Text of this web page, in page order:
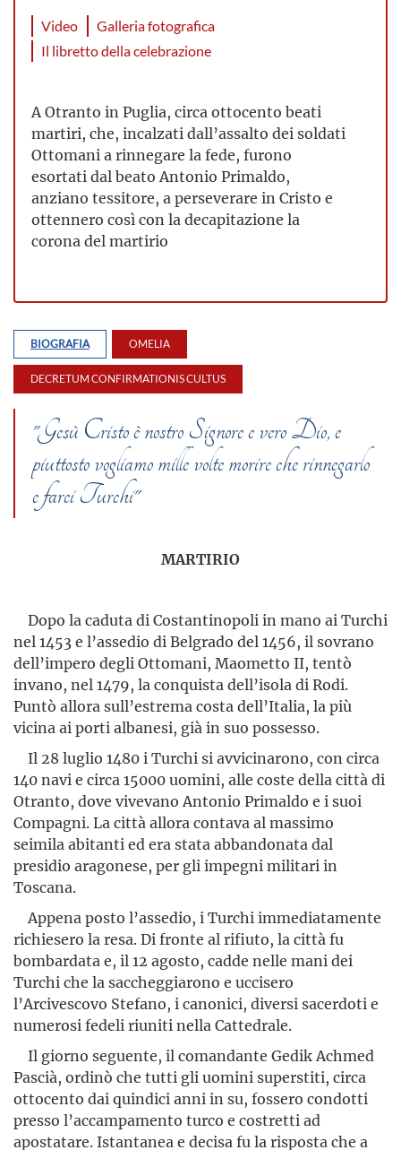
Video
Galleria fotografica
Il libretto della celebrazione
A Otranto in Puglia, circa ottocento beati
martiri, che, incalzati dall’assalto dei soldati
Ottomani a rinnegare la fede, furono
esortati dal beato Antonio Primaldo,
anziano tessitore, a perseverare in Cristo e
ottennero così con la decapitazione la
corona del martirio
BIOGRAFIA OMELIA
DECRETUM CONFIRMATIONIS CULTUS
"Gesù Cristo è nostro Signore e vero Dio, e
piuttosto vogliamo mille volte morire che rinnegarlo
e farci Turchi"
MARTIRIO
Dopo la caduta di Costantinopoli in mano ai Turchi
nel 1453 e l’assedio di Belgrado del 1456, il sovrano
dell’impero degli Ottomani, Maometto II, tentò
invano, nel 1479, la conquista dell’isola di Rodi.
Puntò allora sull’estrema costa dell’Italia, la più
vicina ai porti albanesi, già in suo possesso.
Il 28 luglio 1480 i Turchi si avvicinarono, con circa
140 navi e circa 15000 uomini, alle coste della città di
Otranto, dove vivevano Antonio Primaldo e i suoi
Compagni. La città allora contava al massimo
seimila abitanti ed era stata abbandonata dal
presidio aragonese, per gli impegni militari in
Toscana.
Appena posto l’assedio, i Turchi immediatamente
richiesero la resa. Di fronte al rifiuto, la città fu
bombardata e, il 12 agosto, cadde nelle mani dei
Turchi che la saccheggiarono e uccisero
l’Arcivescovo Stefano, i canonici, diversi sacerdoti e
numerosi fedeli riuniti nella Cattedrale.
Il giorno seguente, il comandante Gedik Achmed
Pascià, ordinò che tutti gli uomini superstiti, circa
ottocento dai quindici anni in su, fossero condotti
presso l’accampamento turco e costretti ad
apostatare. Istantanea e decisa fu la risposta che a